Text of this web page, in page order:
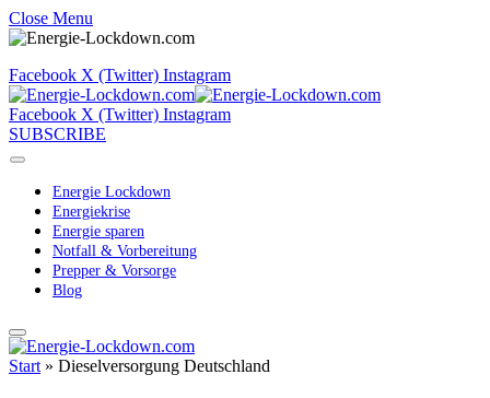
Close Menu
Facebook X (Twitter) Instagram
Facebook X (Twitter) Instagram
SUBSCRIBE
Energie Lockdown
Energiekrise
Energie sparen
Notfall & Vorbereitung
Prepper & Vorsorge
Blog
Start » Dieselversorgung Deutschland